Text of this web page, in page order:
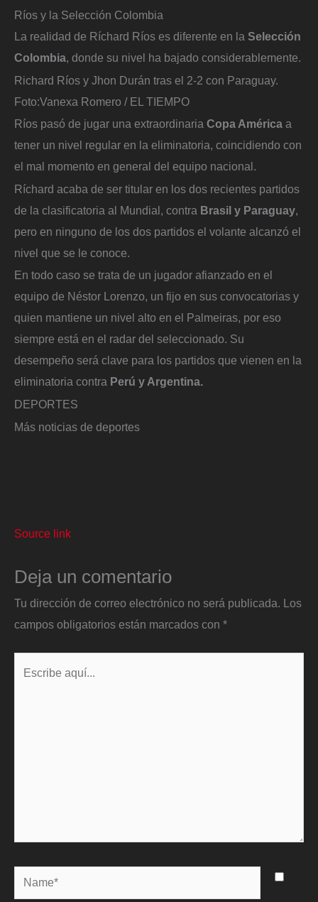
Ríos y la Selección Colombia
La realidad de Ríchard Ríos es diferente en la Selección
Colombia, donde su nivel ha bajado considerablemente.
Richard Ríos y Jhon Durán tras el 2-2 con Paraguay.
Foto:Vanexa Romero / EL TIEMPO
Ríos pasó de jugar una extraordinaria Copa América a
tener un nivel regular en la eliminatoria, coincidiendo con
el mal momento en general del equipo nacional.
Ríchard acaba de ser titular en los dos recientes partidos
de la clasificatoria al Mundial, contra Brasil y Paraguay,
pero en ninguno de los dos partidos el volante alcanzó el
nivel que se le conoce.
En todo caso se trata de un jugador afianzado en el
equipo de Néstor Lorenzo, un fijo en sus convocatorias y
quien mantiene un nivel alto en el Palmeiras, por eso
siempre está en el radar del seleccionado. Su
desempeño será clave para los partidos que vienen en la
eliminatoria contra Perú y Argentina.
DEPORTES
Más noticias de deportes
Source link
Deja un comentario
Tu dirección de correo electrónico no será publicada.
Los
campos obligatorios están marcados con *
Name*